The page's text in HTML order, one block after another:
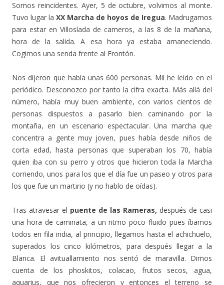
Somos reincidentes. Ayer, 5 de octubre, volvimos al monte.
Tuvo lugar la XX Marcha de hoyos de Iregua. Madrugamos
para estar en Villoslada de cameros, a las 8 de la mañana,
hora de la salida. A esa hora ya estaba amaneciendo.
Cogimos una senda frente al Frontón.
Nos dijeron que había unas 600 personas. Mil he leído en el
periódico. Desconozco por tanto la cifra exacta. Más allá del
número, había muy buen ambiente, con varios cientos de
personas dispuestos a pasarlo bien caminando por la
montaña, en un escenario espectacular. Una marcha que
concentra a gente muy joven, pues había desde niños de
corta edad, hasta personas que superaban los 70, había
quien iba con su perro y otros que hicieron toda la Marcha
corriendo, unos para los que el día fue un paseo y otros para
los que fue un martirio (y no hablo de oídas).
Tras atravesar el puente de las Rameras, después de casi
una hora de caminata, a un ritmo poco fluido pues íbamos
todos en fila india, al principio, llegamos hasta el achichuelo,
superados los cinco kilómetros, para después llegar a la
Blanca. El avituallamiento nos sentó de maravilla. Dimos
cuenta de los phoskitos, colacao, frutos secos, agua,
aquarius, que nos ofrecieron y entonces el terreno se